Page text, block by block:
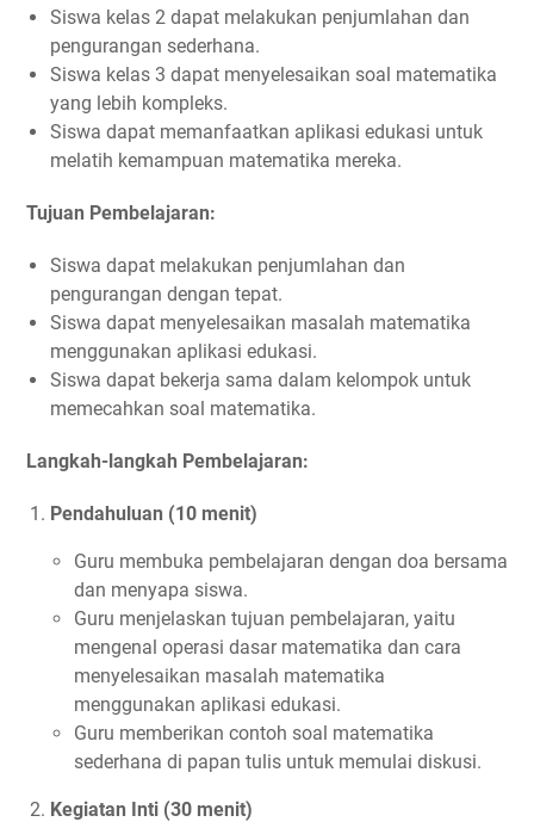
Siswa kelas 2 dapat melakukan penjumlahan dan
pengurangan sederhana.
Siswa kelas 3 dapat menyelesaikan soal matematika
yang lebih kompleks.
Siswa dapat memanfaatkan aplikasi edukasi untuk
melatih kemampuan matematika mereka.
Tujuan Pembelajaran:
Siswa dapat melakukan penjumlahan dan
pengurangan dengan tepat.
Siswa dapat menyelesaikan masalah matematika
menggunakan aplikasi edukasi.
Siswa dapat bekerja sama dalam kelompok untuk
memecahkan soal matematika.
Langkah-langkah Pembelajaran:
Pendahuluan (10 menit)
Guru membuka pembelajaran dengan doa bersama
dan menyapa siswa.
Guru menjelaskan tujuan pembelajaran, yaitu
mengenal operasi dasar matematika dan cara
menyelesaikan masalah matematika
menggunakan aplikasi edukasi.
Guru memberikan contoh soal matematika
sederhana di papan tulis untuk memulai diskusi.
Kegiatan Inti (30 menit)